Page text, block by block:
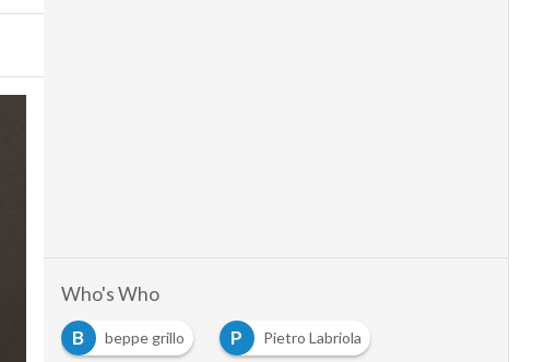
Who's Who
B
beppe grillo P Pietro Labriola